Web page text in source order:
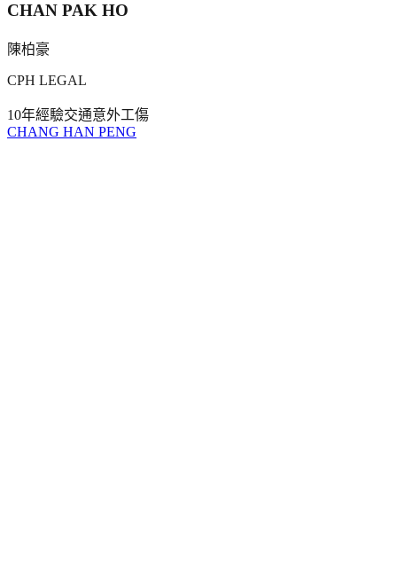
CHAN PAK HO
陳柏豪
CPH LEGAL
10年經驗交通意外工傷
CHANG HAN PENG